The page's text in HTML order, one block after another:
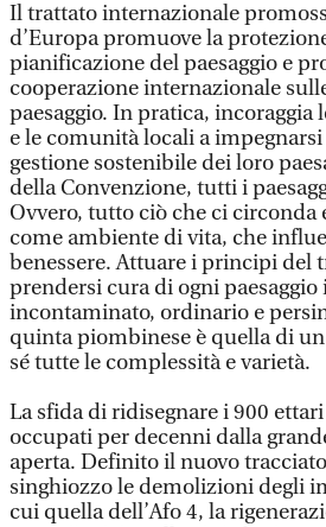
Il trattato internazionale
d’Europa promuove la
pianificazione del paesaggio e
cooperazione internazionale
paesaggio. In pratica,
e le comunità locali a
gestione sostenibile dei loro
della Convenzione, tutti i
Ovvero, tutto ciò che ci circonda
come ambiente di vita, che
benessere. Attuare i principi del
prendersi cura di ogni paesaggio
incontaminato, ordinario e
quinta piombinese è quella di
sé tutte le complessità e varietà.
La sfida di ridisegnare i 900
occupati per decenni dalla
aperta. Definito il nuovo
singhiozzo le demolizioni degli
cui quella dell’Afo 4, la